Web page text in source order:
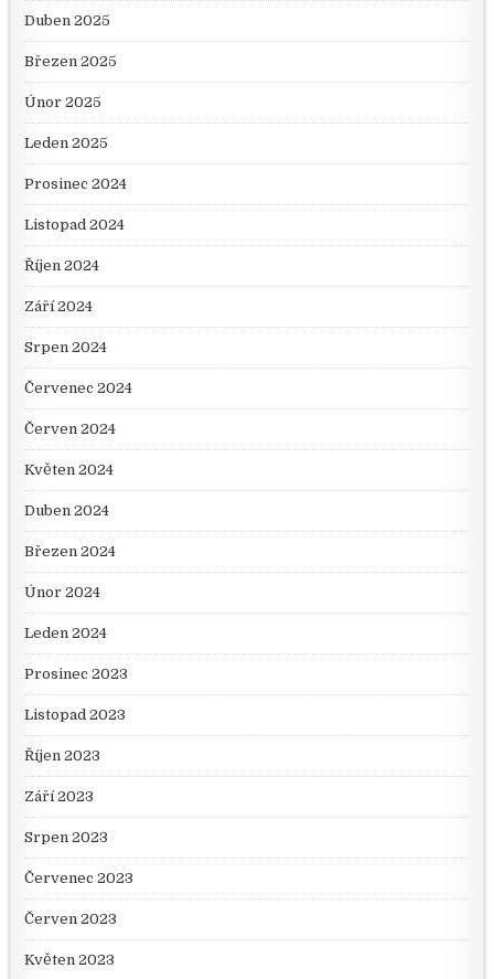
Duben 2025
Březen 2025
Únor 2025
Leden 2025
Prosinec 2024
Listopad 2024
Říjen 2024
Září 2024
Srpen 2024
Červenec 2024
Červen 2024
Květen 2024
Duben 2024
Březen 2024
Únor 2024
Leden 2024
Prosinec 2023
Listopad 2023
Říjen 2023
Září 2023
Srpen 2023
Červenec 2023
Červen 2023
Květen 2023